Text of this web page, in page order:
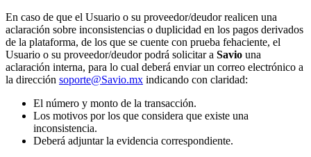
En caso de que el Usuario o su proveedor/deudor realicen una
aclaración sobre inconsistencias o duplicidad en los pagos derivados
de la plataforma, de los que se cuente con prueba fehaciente, el
Usuario o su proveedor/deudor podrá solicitar a Savio una
aclaración interna, para lo cual deberá enviar un correo electrónico a
la dirección soporte@Savio.mx indicando con claridad:
El número y monto de la transacción.
Los motivos por los que considera que existe una
inconsistencia.
Deberá adjuntar la evidencia correspondiente.